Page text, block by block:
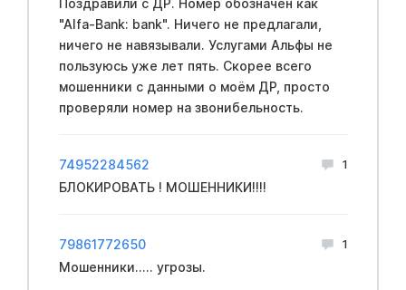
"Alfa-Bank: bank". Ничего не предлагали,
ничего не навязывали. Услугами Альфы не
пользуюсь уже лет пять. Скорее всего
мошенники с данными о моём ДР, просто
проверяли номер на звонибельность.
74952284562 1
БЛОКИРОВАТЬ ! МОШЕННИКИ!!!!
79861772650 1
Мошенники..... угрозы.